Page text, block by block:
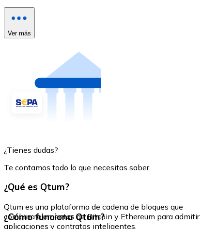
Ver más
¿Tienes dudas?
Te contamos todo lo que necesitas saber
¿Qué es Qtum?
Qtum es una plataforma de cadena de bloques que
combina elementos de Bitcoin y Ethereum para admitir
aplicaciones y contratos inteligentes.
¿Cómo funciona Qtum?